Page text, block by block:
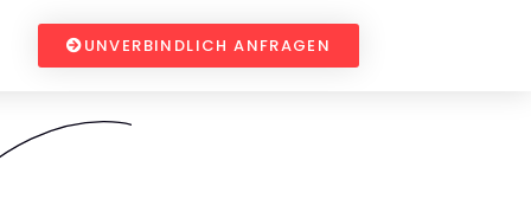
UNVERBINDLICH ANFRAGEN